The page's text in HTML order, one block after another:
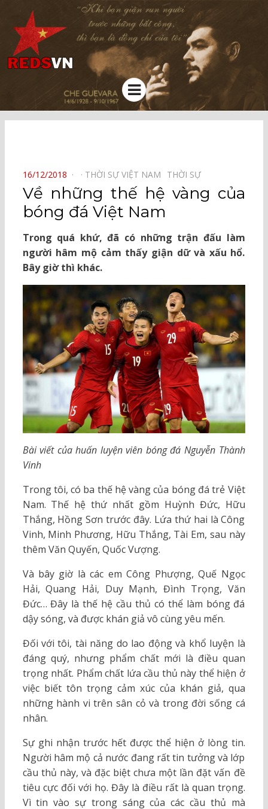
Kênh chia sẻ tri thức cộng đồng
Menu
POSTED
ON
16/12/2018 THỜI SỰ VIỆT NAM⠀ THỜI SỰ⠀
Về những thế hệ vàng của
bóng đá Việt Nam
Trong quá khứ, đã có những trận đấu làm
người hâm mộ cảm thấy giận dữ và xấu hổ.
Bây giờ thì khác.
Bài viết của huấn luyện viên bóng đá Nguyễn Thành
Vinh
Trong tôi, có ba thế hệ vàng của bóng đá trẻ Việt
Nam. Thế hệ thứ nhất gồm Huỳnh Đức, Hữu
Thắng, Hồng Sơn trước đây. Lứa thứ hai là Công
Vinh, Minh Phương, Hữu Thắng, Tài Em, sau này
thêm Văn Quyến, Quốc Vượng.
Và bây giờ là các em Công Phượng, Quế Ngọc
Hải, Quang Hải, Duy Mạnh, Đình Trọng, Văn
Đức… Đây là thế hệ cầu thủ có thể làm bóng đá
dậy sóng, và được khán giả vô cùng yêu mến.
Đối với tôi, tài năng do lao động và khổ luyện là
đáng quý, nhưng phẩm chất mới là điều quan
trọng nhất. Phẩm chất lứa cầu thủ này thể hiện ở
việc biết tôn trọng cảm xúc của khán giả, qua
những hành vi trên sân cỏ và trong đời sống cá
nhân.
Sự ghi nhận trước hết được thể hiện ở lòng tin.
Người hâm mộ cả nước đang rất tin tưởng và lớp
cầu thủ này, và đặc biệt chưa một lần đặt vấn đề
tiêu cực đối với họ. Đây là điều rất là quan trọng.
Vì tin vào sự trong sáng của các cầu thủ mà